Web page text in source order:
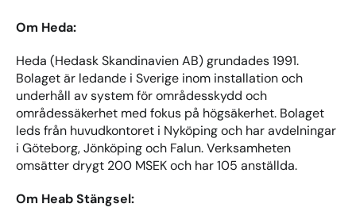
Om Heda:
Heda (Hedask Skandinavien AB) grundades 1991.
Bolaget är ledande i Sverige inom installation och
underhåll av system för områdesskydd och
områdessäkerhet med fokus på högsäkerhet. Bolaget
leds från huvudkontoret i Nyköping och har avdelningar
i Göteborg, Jönköping och Falun. Verksamheten
omsätter drygt 200 MSEK och har 105 anställda.
Om Heab Stängsel: